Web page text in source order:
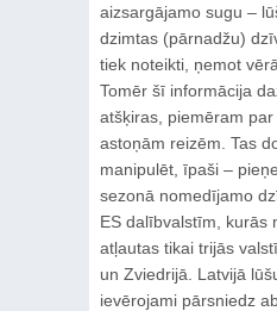
aizsargājamo sugu –
dzimtas (pārnadžu)
tiek noteikti, ņemot
Tomēr šī informācija
atšķiras, piemēram
astoņām reizēm. Tas
manipulēt, īpaši –
sezonā nomedījamo
ES dalībvalstīm, kurās
atļautas tikai trijās
un Zviedrijā. Latvijā
ievērojami pārsniedz